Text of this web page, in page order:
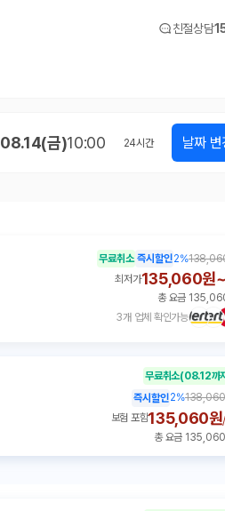
친절상담
08.14(금)10:00 24시간 날짜 변
3개 업체 확인가능
무료취소 즉시할인2%
최저가135,060원~
총 요금
무료취소(08.12까
즉시할인2%
보험 포함135,060원/
총 요금